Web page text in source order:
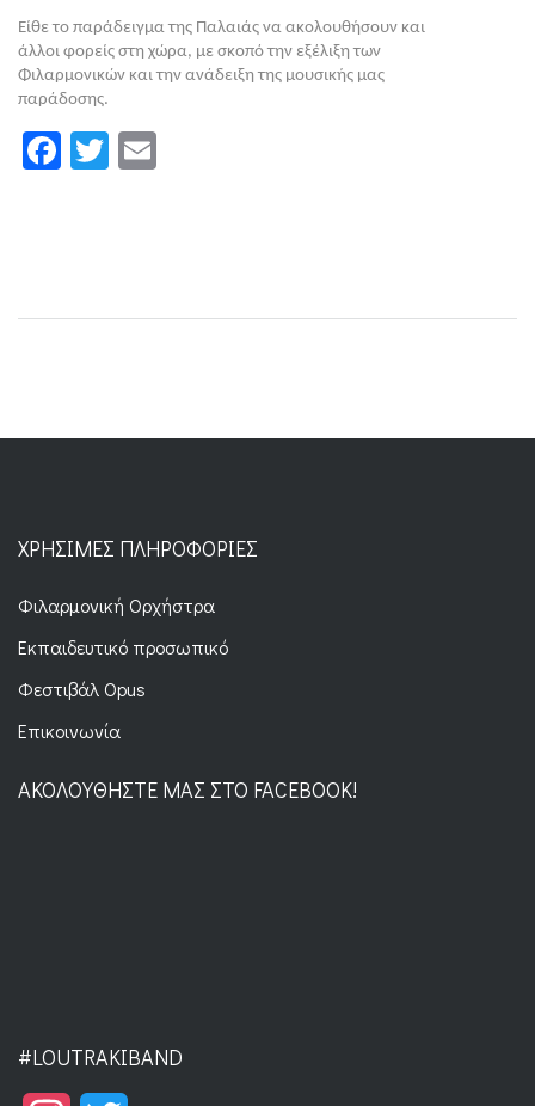
Είθε το παράδειγμα της Παλαιάς να ακολουθήσουν και
άλλοι φορείς στη χώρα, με σκοπό την εξέλιξη των
Φιλαρμονικών και την ανάδειξη της μουσικής μας
παράδοσης.
Facebook
Twitter
ΧΡΉΣΙΜΕΣ ΠΛΗΡΟΦΟΡΊΕΣ
Φιλαρμονική Ορχήστρα
Εκπαιδευτικό προσωπικό
Φεστιβάλ Opus
Επικοινωνία
ΑΚΟΛΟΥΘΉΣΤΕ ΜΑΣ ΣΤΟ FACEBOOK!
#LOUTRAKIBAND